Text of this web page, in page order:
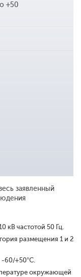
+50
заявленный
кВ частотой 50 Гц.
размещения 1 и 2
-60/+50°С.
окружающей